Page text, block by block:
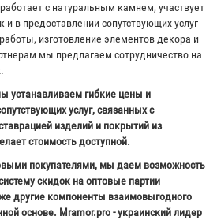
с натуральным камнем, участвует
и в предоставлении сопутствующих услуг
изготовление элементов декора и
мы предлагаем сотрудничество на
устанавливаем гибкие цены и
услуг, связанных с
изделий и покрытий из
стоимость доступной.
покупателями, мы даем возможность
скидок на оптовые партии
другие компоненты взаимовыгодного
основе. Mramor.pro - украинский лидер